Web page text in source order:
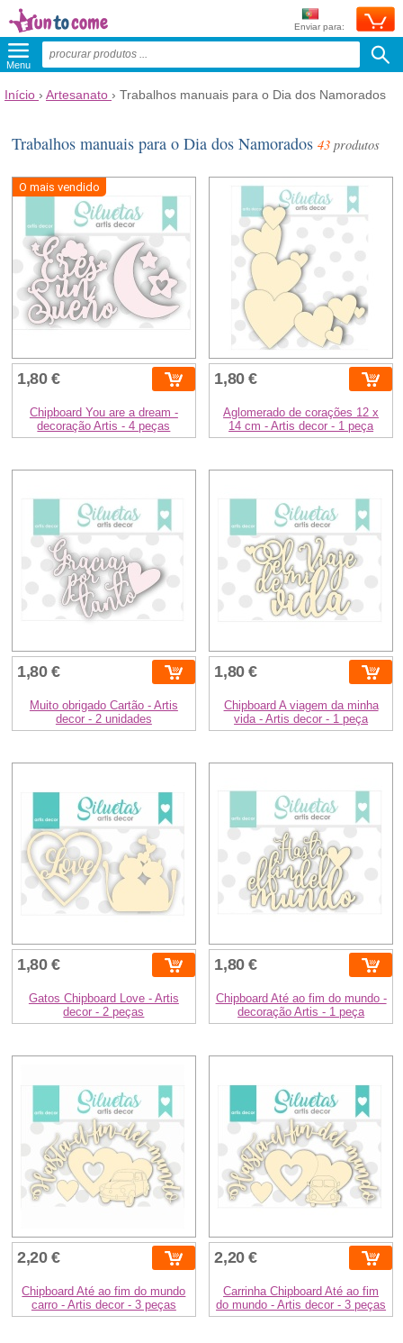
Enviar para:
Menu
Início › Artesanato › Trabalhos manuais para o Dia dos Namorados
Trabalhos manuais para o Dia dos Namorados43 produtos
O mais vendido
1,80 €
Chipboard You are a dream -
decoração Artis - 4 peças
1,80 €
Aglomerado de corações 12 x
14 cm - Artis decor - 1 peça
1,80 €
Muito obrigado Cartão - Artis
decor - 2 unidades
1,80 €
Chipboard A viagem da minha
vida - Artis decor - 1 peça
1,80 €
Gatos Chipboard Love - Artis
decor - 2 peças
1,80 €
Chipboard Até ao fim do mundo -
decoração Artis - 1 peça
2,20 €
Chipboard Até ao fim do mundo
carro - Artis decor - 3 peças
2,20 €
Carrinha Chipboard Até ao fim
do mundo - Artis decor - 3 peças